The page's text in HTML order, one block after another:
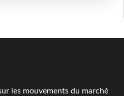
les mouvements du marché